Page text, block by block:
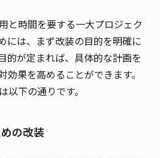
と時間を要する一大プロジェク
には、まず改装の目的を明確に
的が定まれば、具体的な計画を
効果を高めることができます。
以下の通りです。
の改装